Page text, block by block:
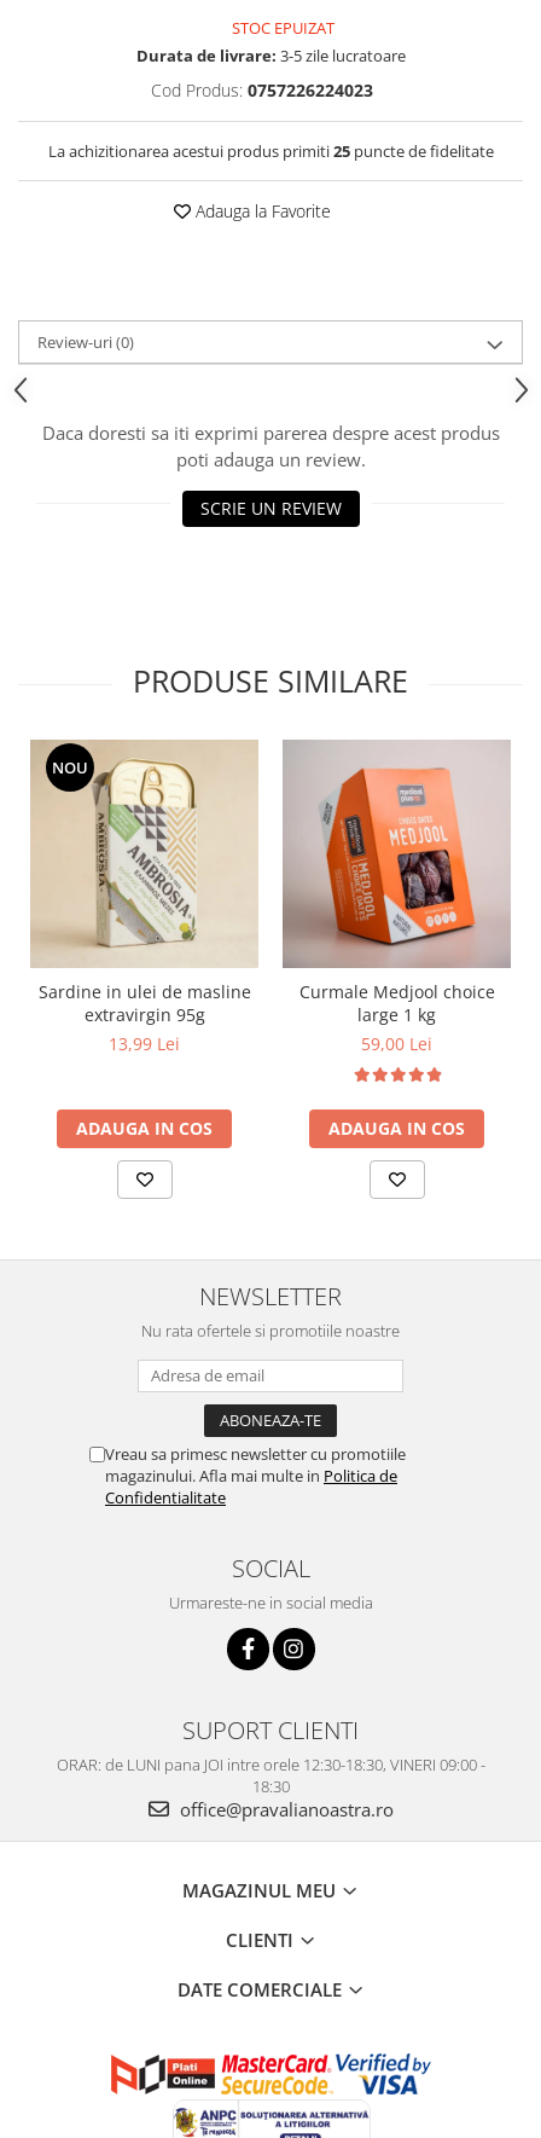
STOC EPUIZAT
Durata de livrare: 3-5 zile lucratoare
Cod Produs: 0757226224023
La achizitionarea acestui produs primiti25puncte de fidelitate
Adauga la Favorite
Review-uri(0)
Daca doresti sa iti exprimi parerea despre acest produs
poti adauga un review.
SCRIE UN REVIEW
PRODUSE SIMILARE
NOU
Sardine in ulei de masline
extravirgin 95g
13,99 Lei
ADAUGA IN COS
Curmale Medjool choice
large 1 kg
59,00 Lei
ADAUGA IN COS
NEWSLETTER
Nu rata ofertele si promotiile noastre
Vreau sa primesc newsletter cu promotiile
magazinului. Afla mai multe in Politica de
Confidentialitate
SOCIAL
Urmareste-ne in social media
SUPORT CLIENTI
ORAR: de LUNI pana JOI intre orele 12:30-18:30, VINERI 09:00 -
18:30
office@pravalianoastra.ro
MAGAZINUL MEU
CLIENTI
DATE COMERCIALE